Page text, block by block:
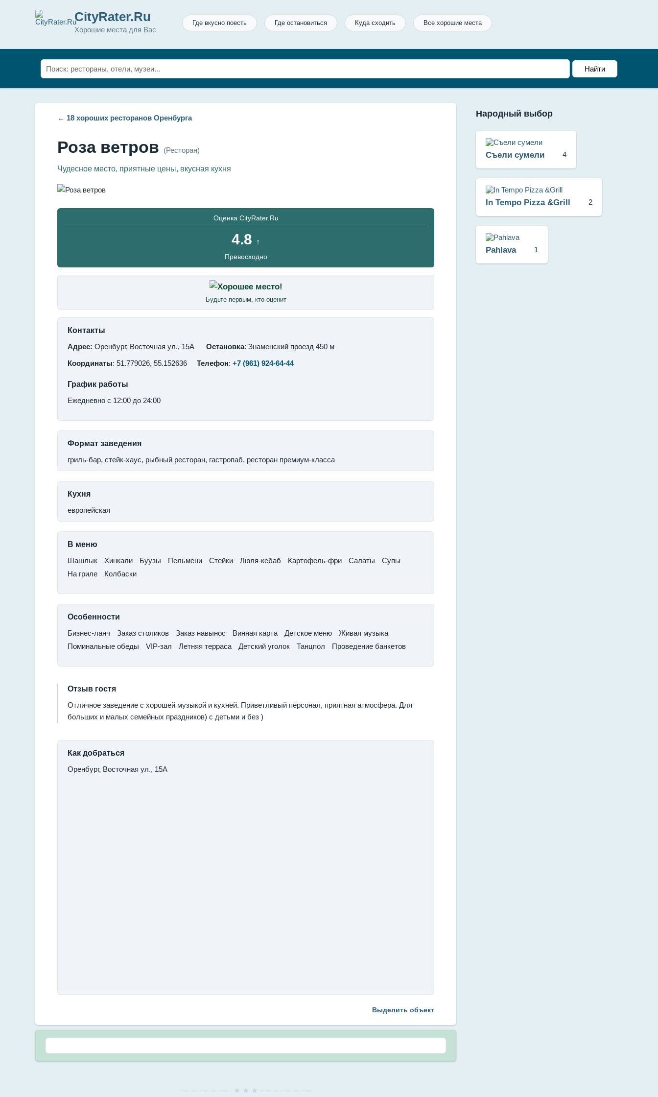
CityRater.Ru
Хорошие места для Вас
Где вкусно поесть Где остановиться Куда сходить Все хорошие места
← 18 хороших ресторанов Оренбурга
Роза ветров (Ресторан)
Чудесное место, приятные цены, вкусная кухня
Оценка CityRater.Ru
4.8 ↑
Превосходно
Будьте первым, кто оценит
Контакты
Адрес: Оренбург, Восточная ул., 15А Остановка: Знаменский проезд 450 м
Координаты: 51.779026, 55.152636 Телефон: +7 (961) 924-64-44
График работы
Ежедневно с 12:00 до 24:00
Формат заведения
гриль-бар, стейк-хаус, рыбный ресторан, гастропаб, ресторан премиум-класса
Кухня
европейская
В меню
​Шашлык​
Хинкали​ Буузы ​Пельмени​ Стейки​ Люля-кебаб​ Картофель-фри​ Салаты
​Супы
​На гриле
​Колбаски
Особенности
Бизнес-ланч
​Заказ столиков​ Заказ навынос​ Винная карта​ Детское меню​
Живая музыка​
Поминальные обеды
​VIP-зал​ Летняя терраса ​Детский уголок​ Танцпол​ Проведение банкетов
Отзыв гостя
Отличное заведение с хорошей музыкой и кухней. Приветливый персонал, приятная атмосфера. Для
больших и малых семейных праздников) с детьми и без )
Как добраться
Оренбург, Восточная ул., 15А
Выделить объект
--------------------- ★ ★ ★ ---------------------
Народный выбор
Съели сумели 4
In Tempo Pizza &Grill 2
Pahlava 1